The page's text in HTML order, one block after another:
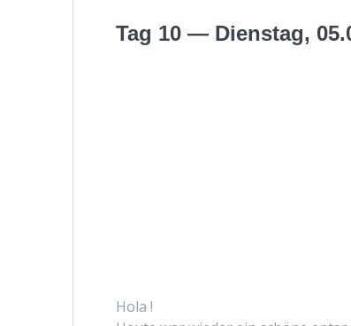
Tag 10 — Dienstag,
Hola !